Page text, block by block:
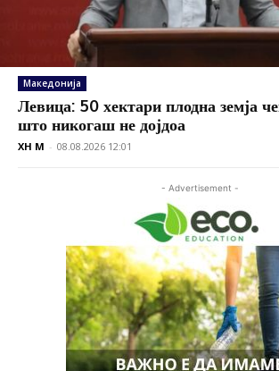
Македонија
Левица: 50 хектари плодна земја
што никогаш не дојдоа
XH M - 08.08.2026 12:01
- Advertisement -